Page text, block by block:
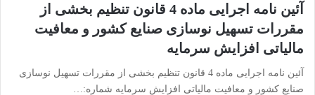
آئین نامه اجرایی ماده 4 قانون تنظیم بخشی از
مقررات تسهیل نوسازی صنایع کشور و معافیت
مالیاتی افزایش سرمایه
آئین نامه اجرایی ماده 4 قانون تنظیم بخشی از مقررات تسهیل نوسازی
صنایع کشور و معافیت مالیاتی افزایش سرمایه شماره:…